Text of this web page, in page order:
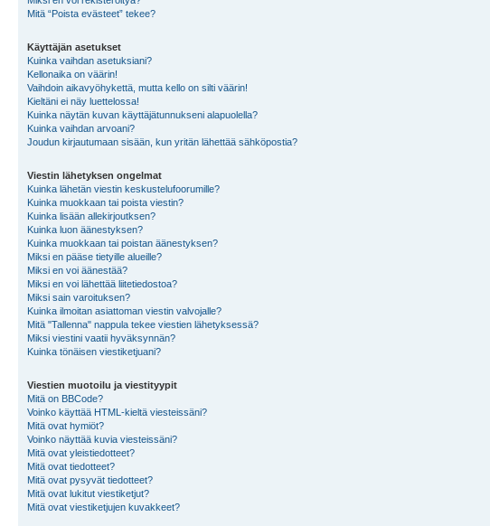
Mitä “Poista evästeet” tekee?
Käyttäjän asetukset
Kuinka vaihdan asetuksiani?
Kellonaika on väärin!
Vaihdoin aikavyöhykettä, mutta kello on silti väärin!
Kieltäni ei näy luettelossa!
Kuinka näytän kuvan käyttäjätunnukseni alapuolella?
Kuinka vaihdan arvoani?
Joudun kirjautumaan sisään, kun yritän lähettää sähköpostia?
Viestin lähetyksen ongelmat
Kuinka lähetän viestin keskustelufoorumille?
Kuinka muokkaan tai poista viestin?
Kuinka lisään allekirjoutksen?
Kuinka luon äänestyksen?
Kuinka muokkaan tai poistan äänestyksen?
Miksi en pääse tietyille alueille?
Miksi en voi äänestää?
Miksi en voi lähettää liitetiedostoa?
Miksi sain varoituksen?
Kuinka ilmoitan asiattoman viestin valvojalle?
Mitä "Tallenna" nappula tekee viestien lähetyksessä?
Miksi viestini vaatii hyväksynnän?
Kuinka tönäisen viestiketjuani?
Viestien muotoilu ja viestityypit
Mitä on BBCode?
Voinko käyttää HTML-kieltä viesteissäni?
Mitä ovat hymiöt?
Voinko näyttää kuvia viesteissäni?
Mitä ovat yleistiedotteet?
Mitä ovat tiedotteet?
Mitä ovat pysyvät tiedotteet?
Mitä ovat lukitut viestiketjut?
Mitä ovat viestiketjujen kuvakkeet?